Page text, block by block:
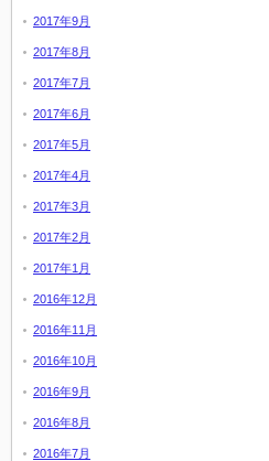
2017年9月
2017年8月
2017年7月
2017年6月
2017年5月
2017年4月
2017年3月
2017年2月
2017年1月
2016年12月
2016年11月
2016年10月
2016年9月
2016年8月
2016年7月